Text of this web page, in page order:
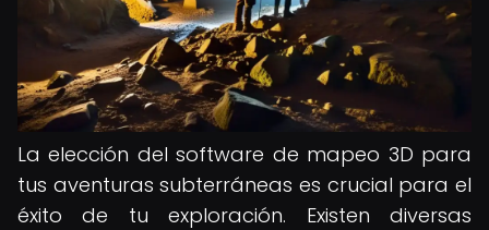
La elección del software de mapeo 3D para
tus aventuras subterráneas es crucial para el
éxito de tu exploración. Existen diversas